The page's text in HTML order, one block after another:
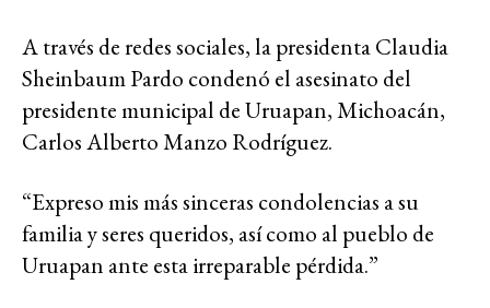
A través de redes sociales, la presidenta Claudia
Sheinbaum Pardo condenó el asesinato del
presidente municipal de Uruapan, Michoacán,
Carlos Alberto Manzo Rodríguez.
“Expreso mis más sinceras condolencias a su
familia y seres queridos, así como al pueblo de
Uruapan ante esta irreparable pérdida.”